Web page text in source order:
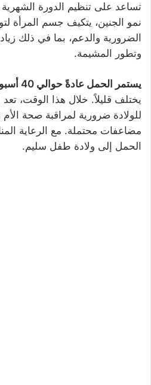
تساعد على تنظيم الدورة
نمو الجنين، يتكيف جسم المرأة
الضرورية والدعم، بما في ذلك
وتطور المشيمة.
يستمر الحمل عادةً حوالي 40 أسبوعًا،
يختلف قليلاً. خلال هذا الوقت، تعد
للولادة ضرورية لمراقبة صحة
مضاعفات محتملة. مع الرعاية
الحمل إلى ولادة طفل سليم.